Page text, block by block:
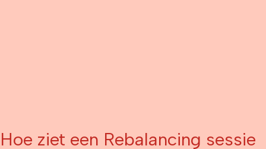
Hoe ziet een Rebalancing sessie